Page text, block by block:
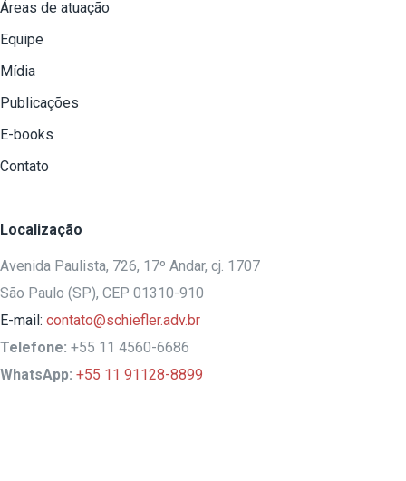
Áreas de atuação
Equipe
Mídia
Publicações
E-books
Contato
Localização
Avenida Paulista, 726, 17º Andar, cj. 1707
São Paulo (SP), CEP 01310-910
E-mail: contato@schiefler.adv.br
Telefone: +55 11 4560-6686
WhatsApp: +55 11 91128-8899